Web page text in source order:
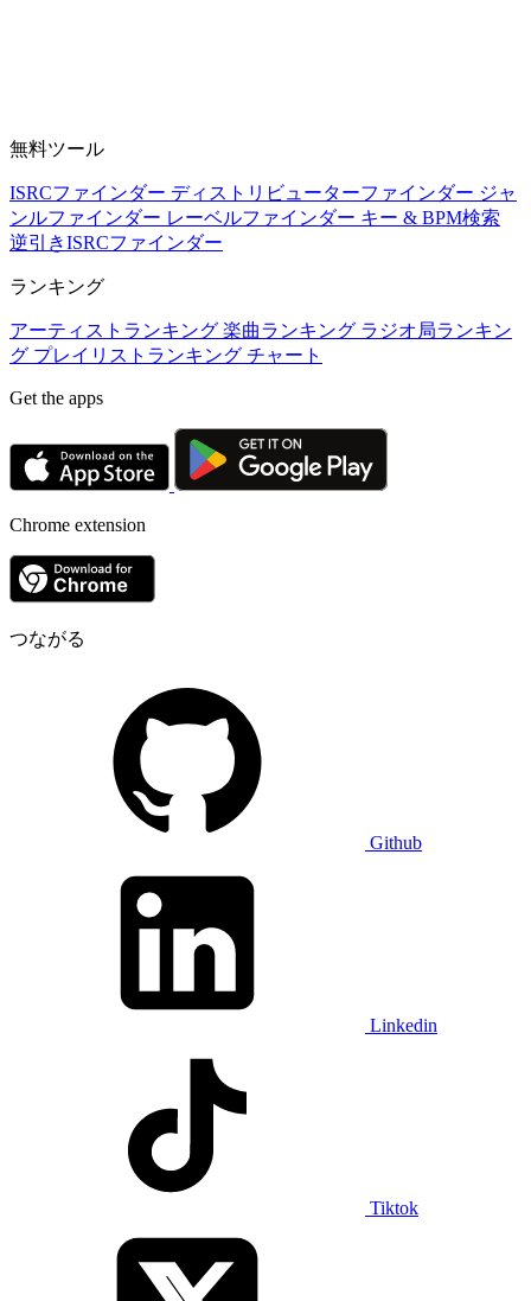
無料ツール
ISRCファインダー ディストリビューターファインダー ジャ
ンルファインダー レーベルファインダー キー & BPM検索
逆引きISRCファインダー
ランキング
アーティストランキング 楽曲ランキング ラジオ局ランキン
グ プレイリストランキング チャート
Get the apps
Chrome extension
つながる
Github
Linkedin
Tiktok